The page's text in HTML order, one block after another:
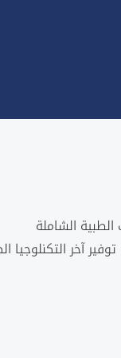
الشاملة
آخر التكنلوجيا